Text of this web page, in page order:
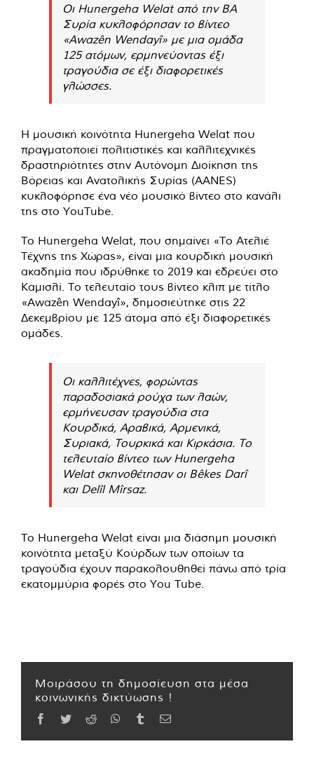
Οι Hunergeha Welat από την ΒΑ
Συρία κυκλοφόρησαν το βίντεο
«Awazên Wendayî» με μια ομάδα
125 ατόμων, ερμηνεύοντας έξι
τραγούδια σε έξι διαφορετικές
γλώσσες.
Η μουσική κοινότητα Hunergeha Welat που
πραγματοποιεί πολιτιστικές και καλλιτεχνικές
δραστηριότητες στην Αυτόνομη Διοίκηση της
Βόρειας και Ανατολικής Συρίας (AANES)
κυκλοφόρησε ένα νέο μουσικό βίντεο στο κανάλι
της στο YouTube
Το Hunergeha Welat, που σημαίνει «Το Ατελιέ
Τέχνης της Χώρας», είναι μια κουρδική μουσική
ακαδημία που ιδρύθηκε το 2019 και εδρεύει στο
Καμισλί. Το τελευταίο τους βίντεο κλιπ με τίτλο
«Awazên Wendayî», δημοσιεύτηκε στις 22
Δεκεμβρίου με 125 άτομα από έξι διαφορετικές
ομάδες.
Οι καλλιτέχνες, φορώντας
παραδοσιακά ρούχα των λαών,
ερμήνευσαν τραγούδια στα
Κουρδικά, Αραβικά, Αρμενικά,
Συριακά, Τουρκικά και Κιρκάσια. Το
τελευταίο βίντεο των Hunergeha
Welat σκηνοθέτησαν οι Bêkes Darî
και Delîl Mîrsaz.
Το Hunergeha Welat είναι μια διάσημη μουσική
κοινότητα μεταξύ Κούρδων των οποίων τα
τραγούδια έχουν παρακολουθηθεί πάνω από τρία
εκατομμύρια φορές στο You Tube.
Μοιράσου τη δημοσίευση στα μέσα
κοινωνικής δικτύωσης !
Facebook
TwitterReddit WhatsApp
TumblrEmail